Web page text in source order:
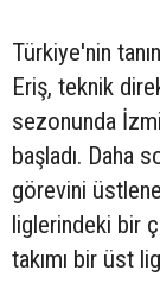
Türkiye'nin
Eriş, teknik
sezonunda
başladı. Daha
görevini
liglerindeki bir
takımı bir üst